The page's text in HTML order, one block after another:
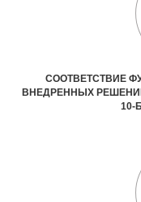
СООТВЕТСТВИЕ
ВНЕДРЕННЫХ
10-